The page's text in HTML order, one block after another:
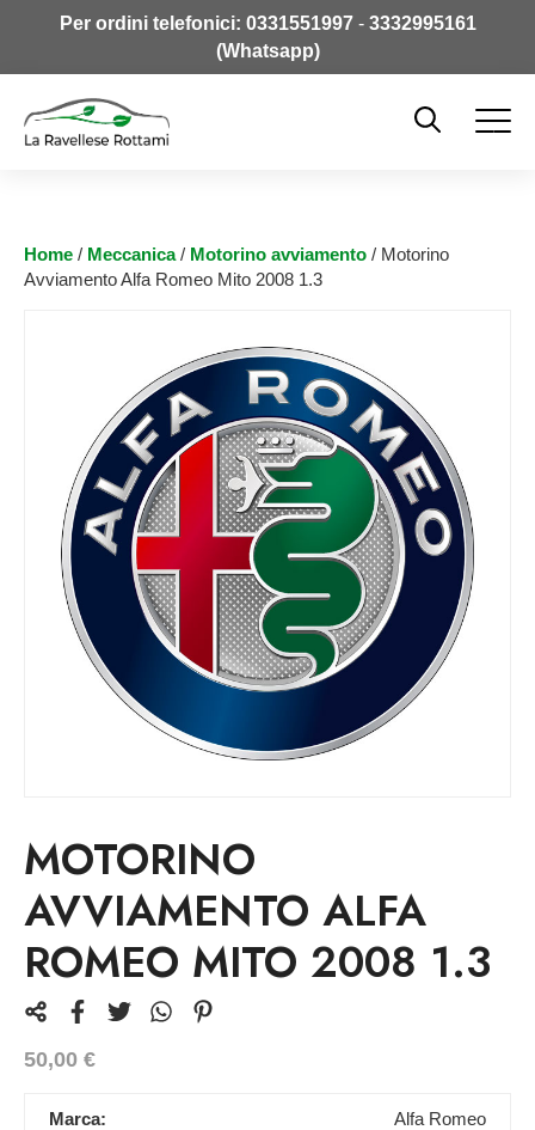
Per ordini telefonici: 0331551997- 3332995161
(Whatsapp)
Home / Meccanica/ Motorino avviamento / Motorino
Avviamento Alfa Romeo Mito 2008 1.3
MOTORINO
AVVIAMENTO ALFA
ROMEO MITO 2008 1.3
50,00 €
Marca: Alfa Romeo